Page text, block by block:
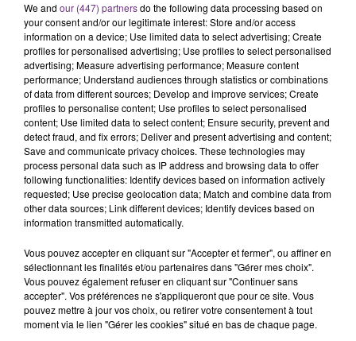
LE MAGASIN JOUÉCLUB DE REIMS FERME
SES PORTES
C'était l'une des institutions du centre-ville
rémois. Le magasin JouéClub est contraint de
fermer ses portes.
TITRES DIFFUSÉS
10h35
10h35 10h30
10h30
We and our (447) partnersdo the following data processing based on
your consent and/or our legitimate interest: Store and/or access
information on a device; Use limited data to select advertising; Create
profiles for personalised advertising; Use profiles to select personalised
advertising; Measure advertising performance; Measure content
performance; Understand audiences through statistics or combinations
of data from different sources; Develop and improve services; Create
profiles to personalise content; Use profiles to select personalised
content; Use limited data to select content; Ensure security, prevent and
detect fraud, and fix errors; Deliver and present advertising and content;
Save and communicate privacy choices. These technologies may
process personal data such as IP address and browsing data to offer
following functionalities: Identify devices based on information actively
requested; Use precise geolocation data; Match and combine data from
other data sources; Link different devices; Identify devices based on
information transmitted automatically.
Vous pouvez accepter en cliquant sur "Accepter et fermer", ou affiner en
sélectionnant les finalités et/ou partenaires dans "Gérer mes choix".
Vous pouvez également refuser en cliquant sur "Continuer sans
accepter". Vos préférences ne s'appliqueront que pour ce site. Vous
pouvez mettre à jour vos choix, ou retirer votre consentement à tout
moment via le lien "Gérer les cookies" situé en bas de chaque page.